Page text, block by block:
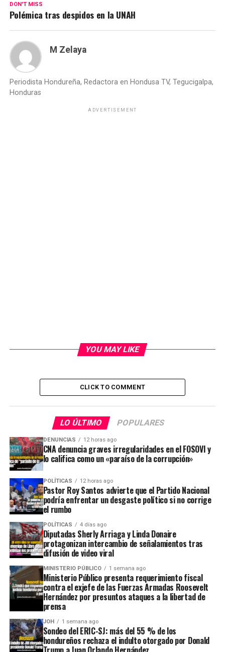
DON'T MISS
Polémica tras despidos en la UNAH
M Zelaya
Periodista Hondureña, Redactora en Hondusa TV, Tegucigalpa,
Honduras
ADVERTISEMENT
YOU MAY LIKE
CLICK TO COMMENT
LO ÚLTIMO POPULARES
DENUNCIAS 12 horas ago
CNA denuncia graves irregularidades en el FOSOVI y
lo califica como un «paraíso de la corrupción»
POLÍTICAS 12 horas ago
Pastor Roy Santos advierte que el Partido Nacional
podría enfrentar un desgaste político si no corrige
el rumbo
POLÍTICAS 4 días ago
Diputadas Sherly Arriaga y Linda Donaire
protagonizan intercambio de señalamientos tras
difusión de video viral
MINISTERIO PÚBLICO 1 semana ago
Ministerio Público presenta requerimiento fiscal
contra el exjefe de las Fuerzas Armadas Roosevelt
Hernández por presuntos ataques a la libertad de
prensa
JOH 1 semana ago
Sondeo del ERIC-SJ: más del 55 % de los
hondureños rechaza el indulto otorgado por Donald